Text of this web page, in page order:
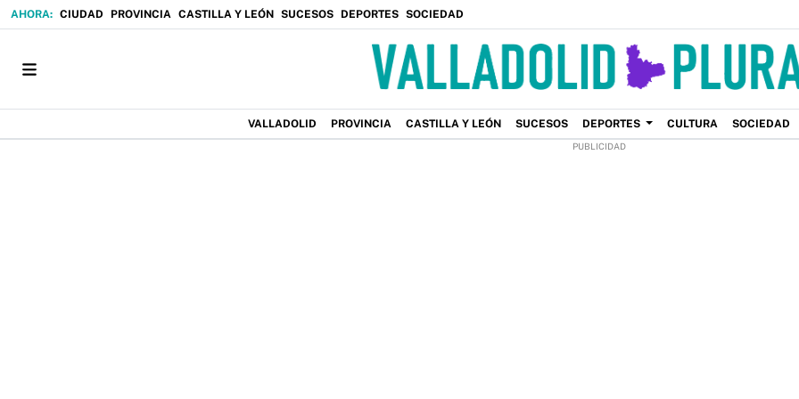
CIUDAD PROVINCIA CASTILLA Y LEÓN SUCESOS DEPORTES SOCIEDAD
VALLADOLID PROVINCIA CASTILLA Y LEÓN SUCESOS DEPORTES CULTURA SOCIEDAD